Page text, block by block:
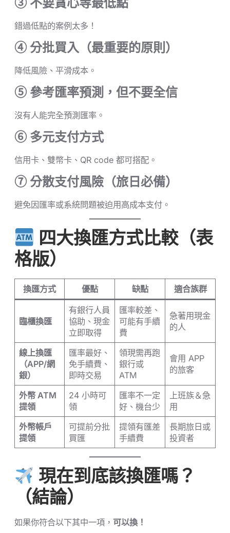
③ 不要貪心等最低點
錯過低點的案例太多！
④ 分批買入（最重要的原則）
降低風險、平滑成本。
⑤ 參考匯率預測，但不要全信
沒有人能完全預測匯率。
⑥ 多元支付方式
信用卡、雙幣卡、QR code 都可搭配。
⑦ 分散支付風險（旅日必備）
避免因匯率或系統問題被迫用高成本支付。
四大換匯方式比較（表
格版）
換匯方式 優點 缺點 適合族群
臨櫃換匯
有銀行人員
協助、現金
立即取得
匯率較差、
可能有手續
費
急著用現金
的人
線上換匯
（APP/網
銀）
匯率最好、
免手續費、
即時交易
領現需再跑
銀行或
ATM
會用 APP
的旅客
外幣 ATM
提領
24 小時可
領
匯率不一定
好、機台少
上班族＆急
用
外幣帳戶
提領
可提前分批
買匯
提領有匯差
手續費
長期旅日或
投資者
現在到底該換匯嗎？
（結論）
如果你符合以下其中一項， 可以換！